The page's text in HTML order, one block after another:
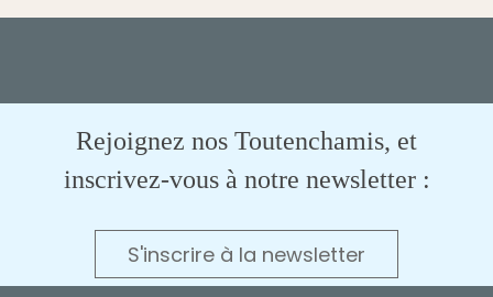
Rejoignez nos Toutenchamis, et
inscrivez-vous à notre newsletter :
S'inscrire à la newsletter